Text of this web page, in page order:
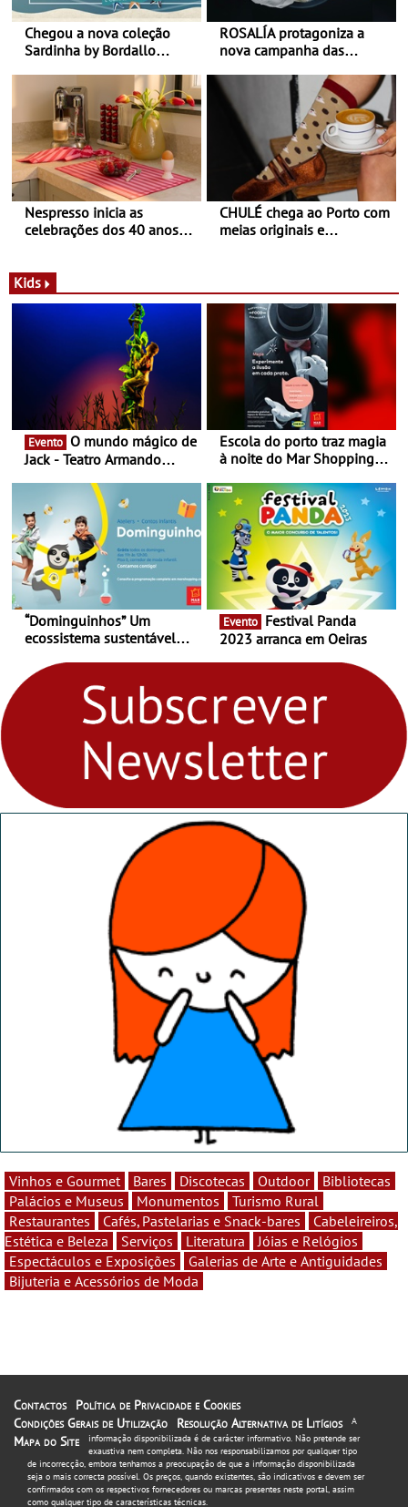
Chegou a nova coleção
Sardinha by Bordallo
ROSALÍA protagoniza a
nova campanha das
Balance
Nespresso inicia as
celebrações dos 40 anos
Novas - Edição limitada
Nespresso x Torres Novas
CHULÉ chega ao Porto com
meias originais e
Shopping
Kids
Evento
Jack - Teatro Armando
Escola do porto traz magia
à noite do Mar Shopping
29 de abril, às 21h00
“Dominguinhos” Um
ecossistema sustentável
fores - Atelier de Educação
Ambiental nos
“Dominguinhos” de 23 de
Evento
2023 arranca em Oeiras
Vinhos e Gourmet Bares Discotecas Outdoor
Bibliotecas
Palácios e Museus
Monumentos
Turismo Rural
Restaurantes
Cafés, Pastelarias e Snack-bares
Cabeleireiros,
Estética e Beleza
Serviços Literatura
Jóias e Relógios
Espectáculos e Exposições
Galerias de Arte e Antiguidades
Bijuteria e Acessórios de Moda
Contactos
Política de Privacidade e Cookies
Condições Gerais de Utilização
Resolução Alternativa de Litígios
Mapa do Site
A
informação disponibilizada é de carácter informativo. Não pretende ser
exaustiva nem completa. Não nos responsabilizamos por qualquer tipo
de incorrecção, embora tenhamos a preocupação de que a informação disponibilizada
seja o mais correcta possível. Os preços, quando existentes, são indicativos e devem ser
confirmados com os respectivos fornecedores ou marcas presentes neste portal, assim
como qualquer tipo de características técnicas.